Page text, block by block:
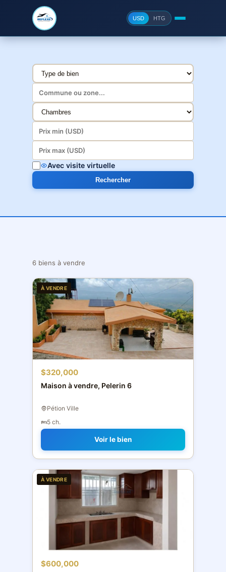
USD HTG
Avec visite virtuelle
Rechercher
6 biens à vendre
À VENDRE
$320,000
Maison à vendre, Pelerin 6
Pétion Ville
5 ch.
Voir le bien
À VENDRE
$600,000